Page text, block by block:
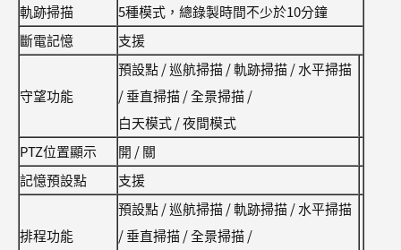
軌跡掃描
5種模式，總錄製時間不少於10分鐘
斷電記憶
支援
守望功能
預設點 / 巡航掃描 / 軌跡掃描 / 水平掃描
/ 垂直掃描 / 全景掃描 /
白天模式 / 夜間模式
PTZ位置顯示
開 / 關
記憶預設點
支援
排程功能
預設點 / 巡航掃描 / 軌跡掃描 / 水平掃描
/ 垂直掃描 / 全景掃描 /